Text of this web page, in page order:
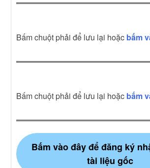
Bấm chuột phải để lưu lại hoặc bấm
Bấm chuột phải để lưu lại hoặc bấm
Bấm vào đây để đăng ký
tài liệu gốc